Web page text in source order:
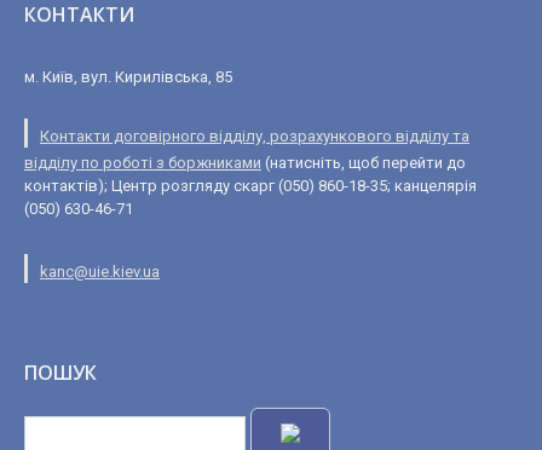
КОНТАКТИ
м. Київ, вул. Кирилівська, 85
Контакти договірного відділу, розрахункового відділу та
відділу по роботі з боржниками (натисніть, щоб перейти до
контактів); Центр розгляду скарг (050) 860-18-35; канцелярія
(050) 630-46-71
kanc@uie.kiev.ua
ПОШУК